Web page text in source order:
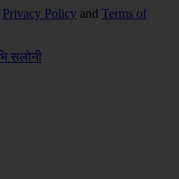
Privacy Policy and Terms of